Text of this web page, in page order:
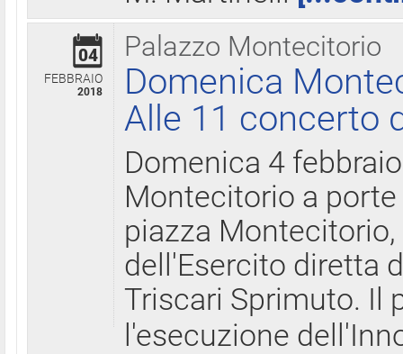
Palazzo Montecitorio
04
FEBBRAIO
2018
Domenica
Alle 11 concerto
Domenica 4
Montecitorio a
piazza
dell'Esercito diretta
Triscari Sprimuto. Il
l'esecuzione